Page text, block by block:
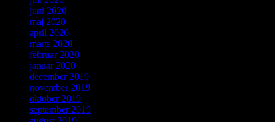
juni 2020
maj 2020
april 2020
marts 2020
februar 2020
januar 2020
december 2019
november 2019
oktober 2019
september 2019